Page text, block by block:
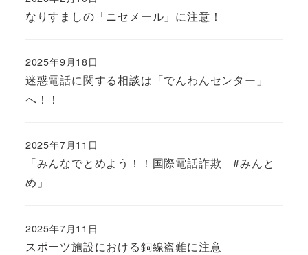
なりすましの「ニセメール」に注意！
迷惑電話に関する相談は「でんわんセンター」
へ！！
2025年9月18日
「みんなでとめよう！！国際電話詐欺 #みんと
め」
2025年7月11日
スポーツ施設における銅線盗難に注意
2025年7月11日